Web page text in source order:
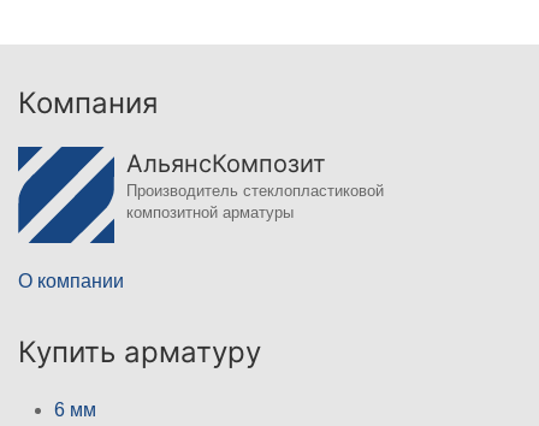
Компания
АльянсКомпозит
Производитель стеклопластиковой
композитной арматуры
О компании
Купить арматуру
6 мм